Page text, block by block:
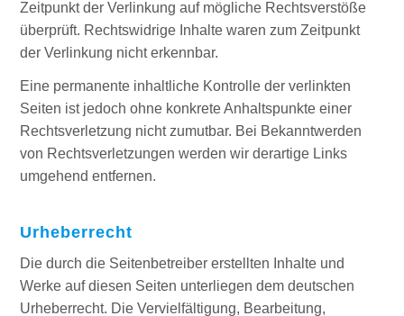
Zeitpunkt der Verlinkung auf mögliche Rechtsverstöße
überprüft. Rechtswidrige Inhalte waren zum Zeitpunkt
der Verlinkung nicht erkennbar.
Eine permanente inhaltliche Kontrolle der verlinkten
Seiten ist jedoch ohne konkrete Anhaltspunkte einer
Rechtsverletzung nicht zumutbar. Bei Bekanntwerden
von Rechtsverletzungen werden wir derartige Links
umgehend entfernen.
Urheberrecht
Die durch die Seitenbetreiber erstellten Inhalte und
Werke auf diesen Seiten unterliegen dem deutschen
Urheberrecht. Die Vervielfältigung, Bearbeitung,